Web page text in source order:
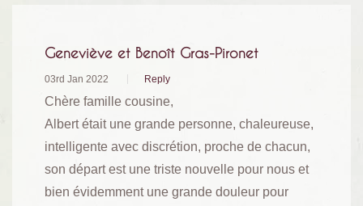
Geneviève et Benoît Gras-Pironet
03rd Jan 2022 Reply
Chère famille cousine,
Albert était une grande personne, chaleureuse,
intelligente avec discrétion, proche de chacun,
son départ est une triste nouvelle pour nous et
bien évidemment une grande douleur pour